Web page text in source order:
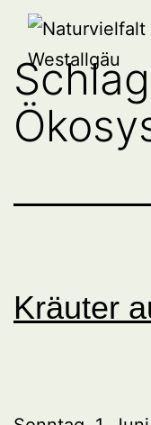
Zum
springen
Naturvielfalt
Westallgäu
Kräuter